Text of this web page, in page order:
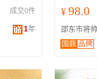
成交0件
1年
¥ 98.0
国鼎 品牌